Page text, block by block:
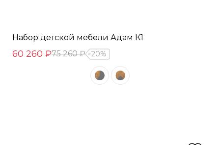
Набор детской мебели Адам К1
60 260 ₽75 260 ₽ 20%